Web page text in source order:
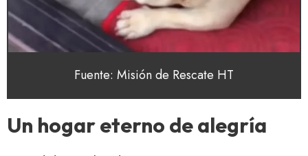
Fuente: Misión de Rescate HT
Un hogar eterno de alegría